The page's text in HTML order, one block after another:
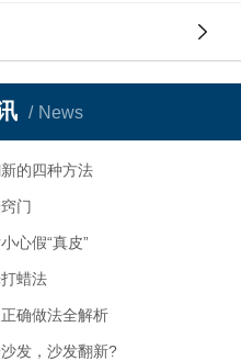
News
的四种方法
门
心假“真皮”
蜡法
确做法全解析
发，沙发翻新?